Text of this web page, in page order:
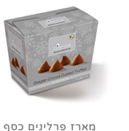
מארז פרלינים כסף